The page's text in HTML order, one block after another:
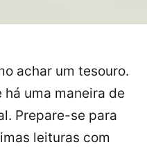
achar um tesouro.
uma maneira de
Prepare-se para
leituras com